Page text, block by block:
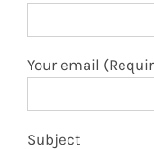
Your email
Subject